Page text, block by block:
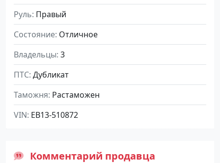
Руль Правый
Состояние Отличное
Владельцы 3
ПТС Дубликат
Таможня Растаможен
VIN EB13-510872
Комментарий продавца